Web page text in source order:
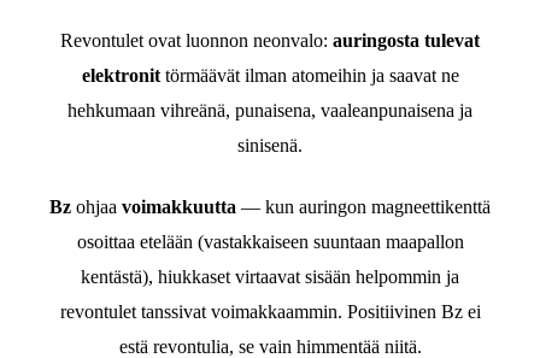
Revontulet ovat luonnon neonvalo: auringosta tulevat
elektronittörmäävät ilman atomeihin ja saavat ne
hehkumaan vihreänä, punaisena, vaaleanpunaisena ja
sinisenä.
Bz ohjaa voimakkuutta — kun auringon magneettikenttä
osoittaa etelään (vastakkaiseen suuntaan maapallon
kentästä), hiukkaset virtaavat sisään helpommin ja
revontulet tanssivat voimakkaammin. Positiivinen Bz ei
estä revontulia, se vain himmentää niitä.